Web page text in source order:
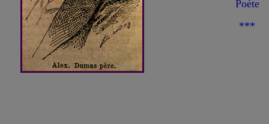
Poète
***